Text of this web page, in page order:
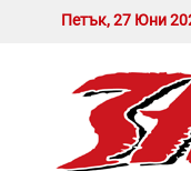
Петък, 27 Юни